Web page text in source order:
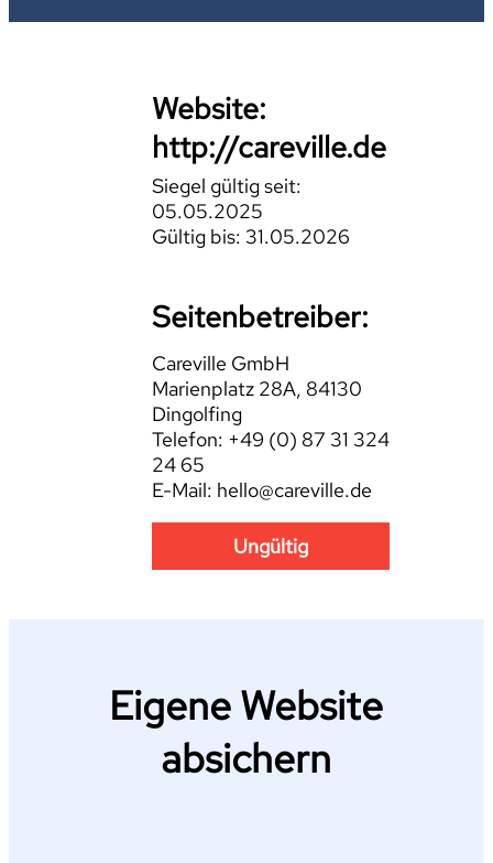
Website:
http://careville.de
Siegel gültig seit:
05.05.2025
Gültig bis: 31.05.2026
Seitenbetreiber:
Careville GmbH
Marienplatz 28A, 84130
Dingolfing
Telefon: +49 (0) 87 31 324
24 65
E-Mail: hello@careville.de
Ungültig
Eigene Website
absichern